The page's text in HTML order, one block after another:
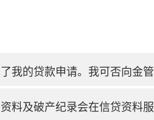
我的贷款申请。我可否向金
料及破产纪录会在信贷资料